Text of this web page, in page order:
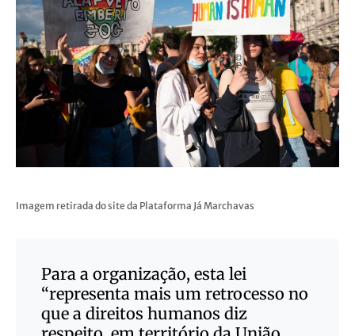
Imagem retirada do site da Plataforma Já Marchavas
Para a organização, esta lei
“representa mais um retrocesso no
que a direitos humanos diz